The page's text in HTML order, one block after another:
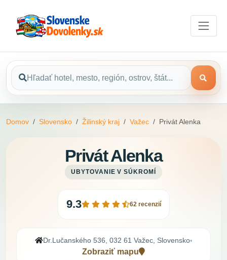
Domov Slovensko Žilinský kraj Važec Privát Alenka
Privát Alenka
UBYTOVANIE V SÚKROMÍ
9.3 62 recenzií
Dr.Lučanského 536, 032 61 Važec, Slovensko•
Zobraziť mapu